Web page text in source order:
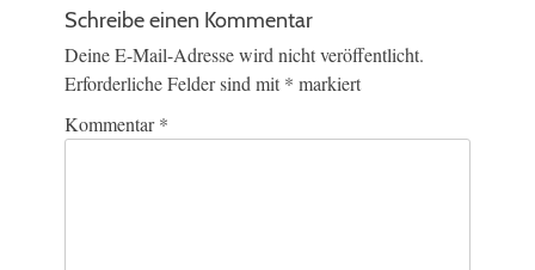
Schreibe einen Kommentar
Deine E-Mail-Adresse wird nicht veröffentlicht.
Erforderliche Felder sind mit * markiert
Kommentar*